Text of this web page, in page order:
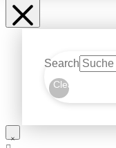
Search
Clear